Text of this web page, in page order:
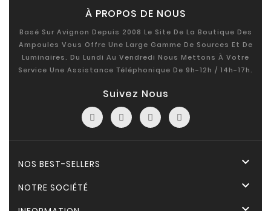
À PROPOS DE NOUS
Basé Sur Avignon Depuis 2008 Le Site De La Boutique Des
Ampoules Vous Offre Une Large Gamme De Sources Et De
Luminaires. Du Lundi Au Vendredi Nous Mettons À Votre
Service Une Assistance Téléphonique De 9h-12h / 14h-17h.
Suivez Nous
NOS BEST-SELLERS 
NOTRE SOCIÉTÉ 